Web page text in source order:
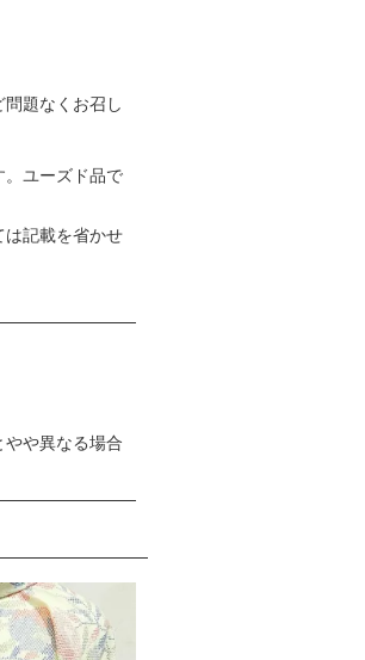
題なくお召し
。ユーズド品で
は記載を省かせ
や異なる場合